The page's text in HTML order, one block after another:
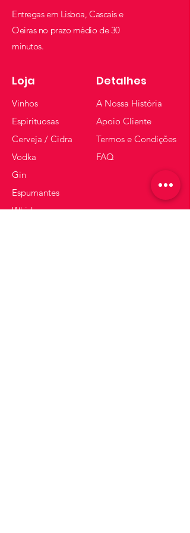
Entregas em Lisboa, Cascais e
Oeiras no prazo médio de 30
minutos.
Loja
Vinhos
Espirituosas
Cerveja / Cidra
Vodka
Gin
Espumantes
Whisky
Detalhes
A Nossa História
Apoio Cliente
Termos e Condições
FAQ